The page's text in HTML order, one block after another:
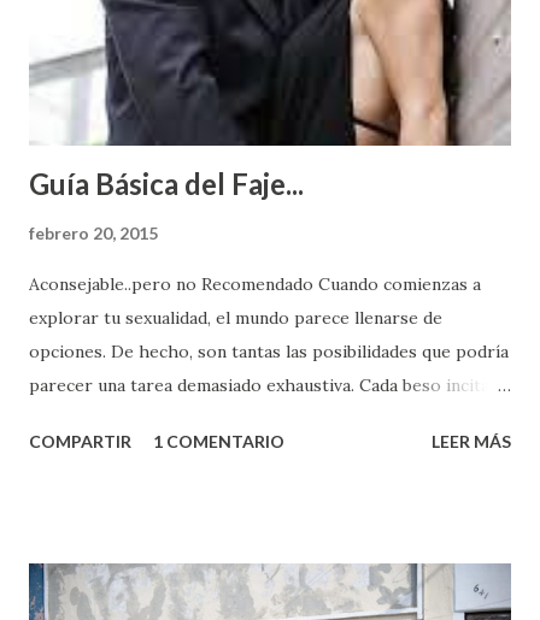
Guía Básica del Faje...
febrero 20, 2015
Aconsejable..pero no Recomendado Cuando comienzas a
explorar tu sexualidad, el mundo parece llenarse de
opciones. De hecho, son tantas las posibilidades que podría
parecer una tarea demasiado exhaustiva. Cada beso incita
partes de ti que jamás hubieras imaginado. El problema es
conoces ni la mitad de lo que deberías saber. Pero incluso
COMPARTIR 1 COMENTARIO LEER MÁS